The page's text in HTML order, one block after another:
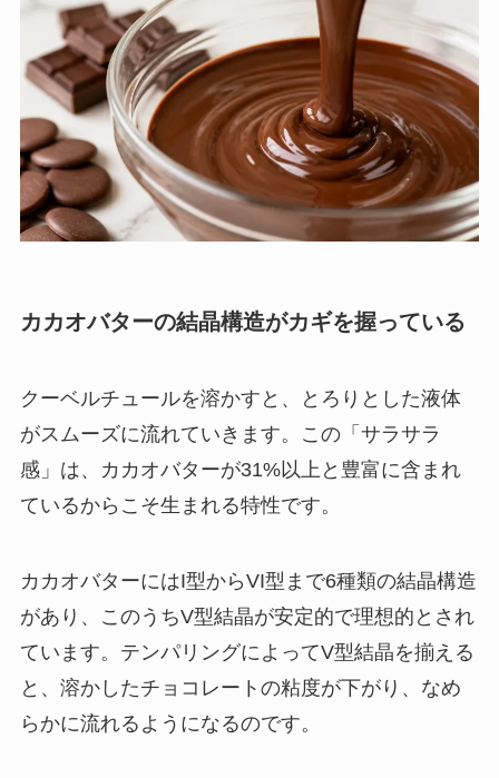
カカオバターの結晶構造がカギを握っている
クーベルチュールを溶かすと、とろりとした液体
がスムーズに流れていきます。この「サラサラ
感」は、カカオバターが31%以上と豊富に含まれ
ているからこそ生まれる特性です。
カカオバターにはI型からVI型まで6種類の結晶構造
があり、このうちV型結晶が安定的で理想的とされ
ています。テンパリングによってV型結晶を揃える
と、溶かしたチョコレートの粘度が下がり、なめ
らかに流れるようになるのです。